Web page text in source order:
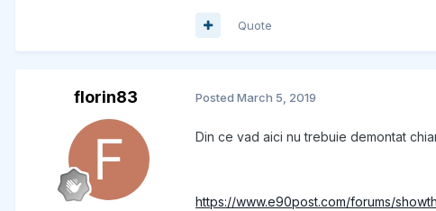
Quote
florin83 Posted March 5, 2019
Din ce vad aici nu trebuie demontat
https://www.e90post.com/forums/